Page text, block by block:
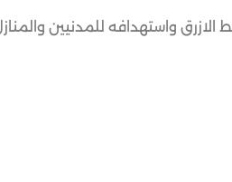
واستهدافه للمدنيين